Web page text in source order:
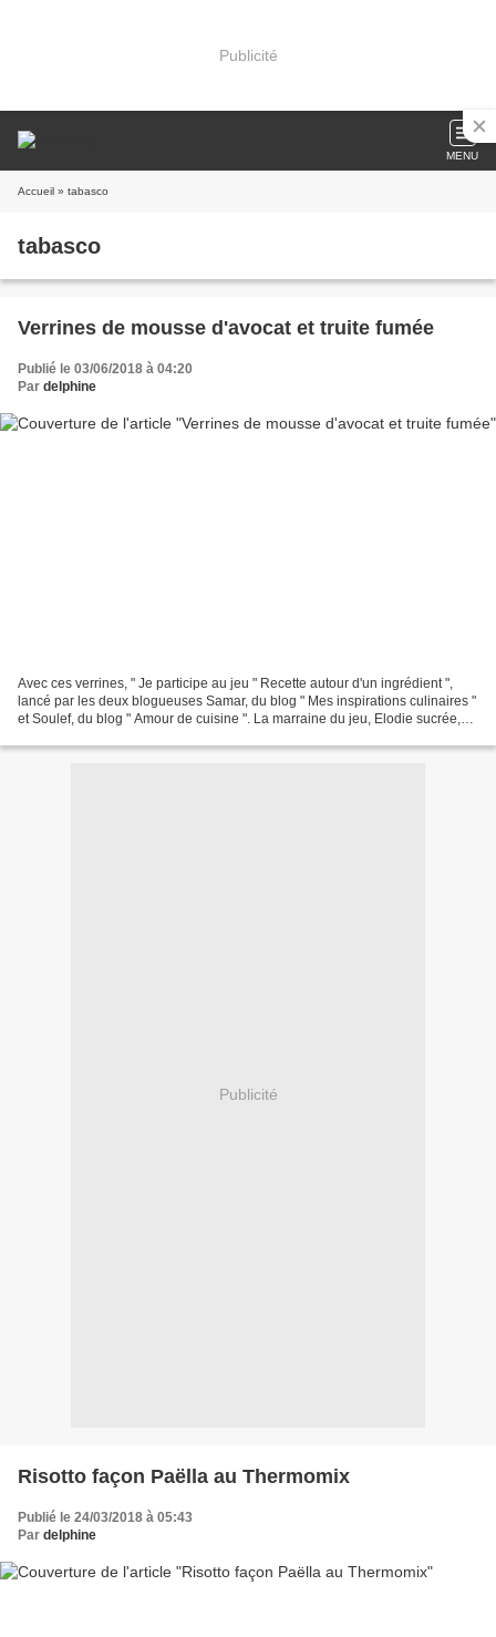
Publicité
MENU
Accueil » tabasco
tabasco
Verrines de mousse d'avocat et truite fumée
Publié le 03/06/2018 à 04:20
Par delphine
Avec ces verrines, " Je participe au jeu " Recette autour d'un ingrédient ",
lancé par les deux blogueuses Samar, du blog " Mes inspirations culinaires "
et Soulef, du blog " Amour de cuisine ". La marraine du jeu, Elodie sucrée,
Publicité
Risotto façon Paëlla au Thermomix
Publié le 24/03/2018 à 05:43
Par delphine